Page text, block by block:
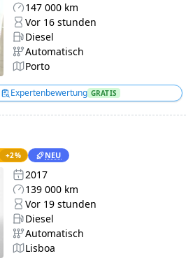
147 000 km
Vor 16 stunden
Diesel
Automatisch
Porto
Expertenbewertung GRATIS
+2% NEU
2017
139 000 km
Vor 19 stunden
Diesel
Automatisch
Lisboa